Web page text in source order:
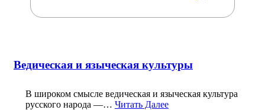
Ведическая и языческая культуры
В широком смысле ведическая и языческая культура
русского народа —… Читать Далее